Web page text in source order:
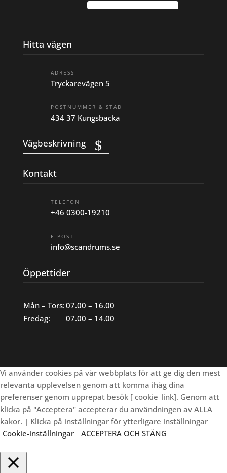
Hitta vägen
ADRESS
Tryckarevägen 5
POSTNUMMER & STAD
434 37 Kungsbacka
Vägbeskrivning
Kontakt
TELEFON
+46 0300-19210
E-POST
info@scandrums.se
Öppettider
Mån – Tors:07.00 – 16.00
Fredag:
07.00 – 14.00
Vi använder cookies på vår webbplats för att ge dig den mest
relevanta upplevelsen genom att komma ihåg dina
preferenser genom upprepat besök [ cookie_link]. Genom att
klicka på "Acceptera" accepterar du användningen av ALLA
kakor. | Klicka på inställningar för ytterligare inställningar
Cookie-inställningar
ACCEPTERA OCH STÄNG